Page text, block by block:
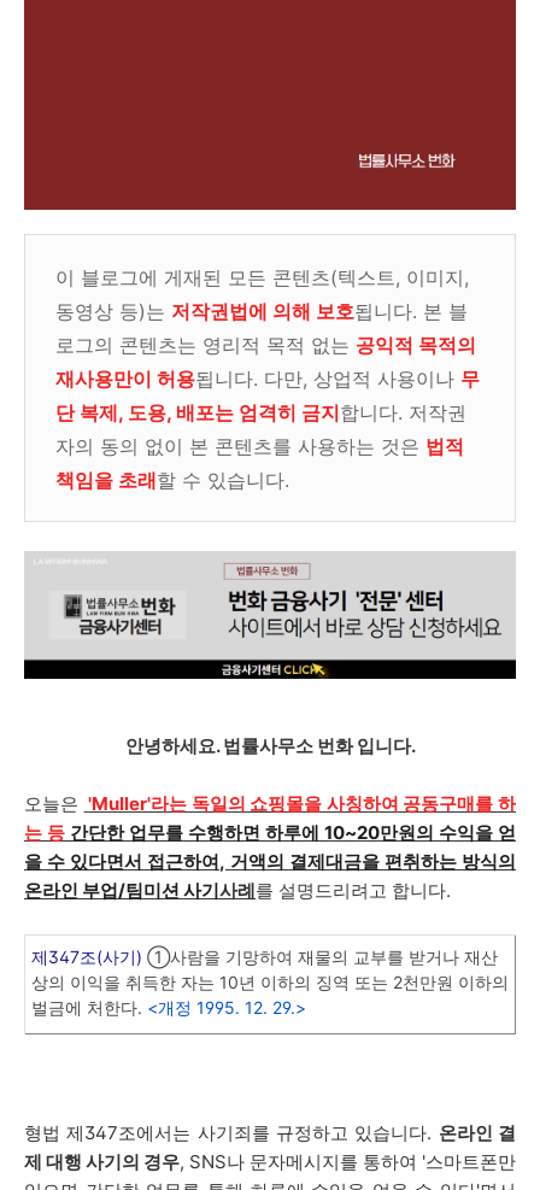
이 블로그에 게재된 모든 콘텐츠(텍스트, 이미지,
동영상 등)는 저작권법에 의해 보호됩니다. 본 블
로그의 콘텐츠는 영리적 목적 없는 공익적 목적의
재사용만이 허용됩니다. 다만, 상업적 사용이나 무
단 복제, 도용, 배포는 엄격히 금지합니다. 저작권
자의 동의 없이 본 콘텐츠를 사용하는 것은 법적
책임을 초래할 수 있습니다.
안녕하세요. 법률사무소 번화 입니다.
오늘은 'Muller'라는 독일의 쇼핑몰을 사칭하여 공동구매를 하
는 등 간단한 업무를 수행하면 하루에 10~20만원의 수익을 얻
을 수 있다면서 접근하여, 거액의 결제대금을 편취하는 방식의
온라인 부업/팀미션 사기사례를 설명드리려고 합니다.
제347조(사기) ①사람을 기망하여 재물의 교부를 받거나 재산
상의 이익을 취득한 자는 10년 이하의 징역 또는 2천만원 이하의
벌금에 처한다. <개정 1995. 12. 29.>
형법 제347조에서는 사기죄를 규정하고 있습니다. 온라인 결
제 대행 사기의 경우, SNS나 문자메시지를 통하여 '스마트폰만